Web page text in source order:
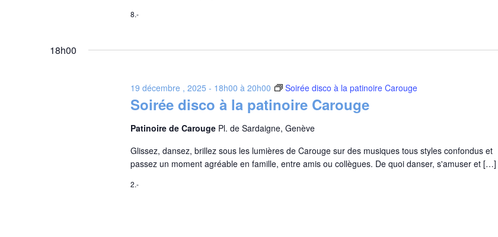
8.-
18h00
Soirée disco à la patinoire Carouge
19 décembre , 2025 - 18h00 à 20h00 Soirée disco à la patinoire Carouge
Patinoire de Carouge Pl. de Sardaigne, Genève
Glissez, dansez, brillez sous les lumières de Carouge sur des musiques tous styles confondus et
passez un moment agréable en famille, entre amis ou collègues. De quoi danser, s'amuser et […]
2.-